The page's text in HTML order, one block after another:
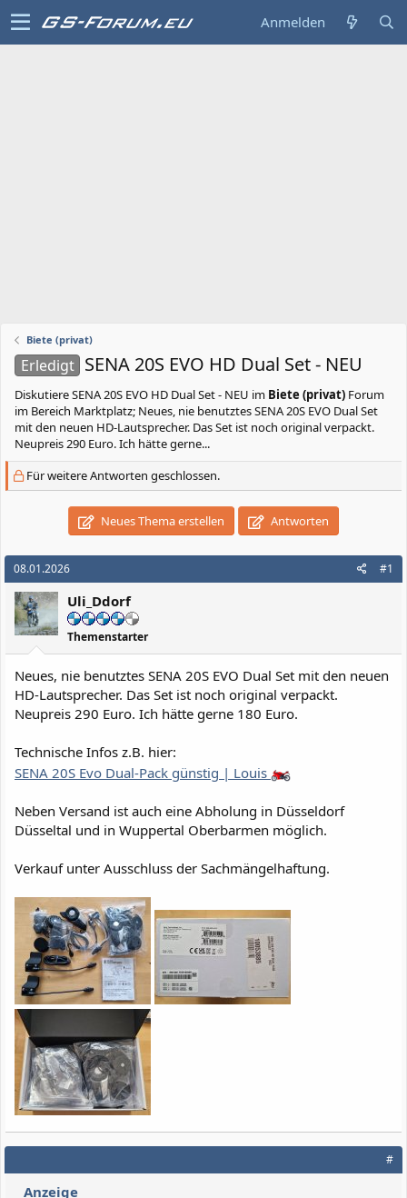
Anmelden
Biete (privat)
Erledigt SENA 20S EVO HD Dual Set - NEU
DiskutiereSENA 20S EVO HD Dual Set - NEU im Biete (privat) Forum
im Bereich Marktplatz; Neues, nie benutztes SENA 20S EVO Dual Set
mit den neuen HD-Lautsprecher. Das Set ist noch original verpackt.
Neupreis 290 Euro. Ich hätte gerne...
Für weitere Antworten geschlossen.
Neues Thema erstellen Antworten
08.01.2026 #1
Uli_Ddorf
Themenstarter
Neues, nie benutztes SENA 20S EVO Dual Set mit den neuen
HD-Lautsprecher. Das Set ist noch original verpackt.
Neupreis 290 Euro. Ich hätte gerne 180 Euro.
Technische Infos z.B. hier:
SENA 20S Evo Dual-Pack günstig | Louis
Neben Versand ist auch eine Abholung in Düsseldorf
Düsseltal und in Wuppertal Oberbarmen möglich.
Verkauf unter Ausschluss der Sachmängelhaftung.
#
Anzeige